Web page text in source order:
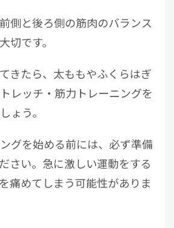
側と後ろ側の筋肉のバランス
切です。
きたら、太ももやふくらはぎ
レッチ・筋力トレーニングを
ょう。
グを始める前には、必ず準備
さい。急に激しい運動をする
痛めてしまう可能性がありま